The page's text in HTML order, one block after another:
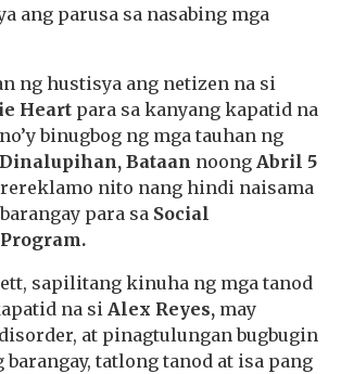
ang parusa sa nasabing mga
ng hustisya ang netizen na si
Heart para sa kanyang kapatid na
binugbog ng mga tauhan ng
Dinalupihan, Bataan noong Abril 5
nito nang hindi naisama
para sa Social
sapilitang kinuha ng mga tanod
na si Alex Reyes, may
at pinagtulungan bugbugin
barangay, tatlong tanod at isa pang